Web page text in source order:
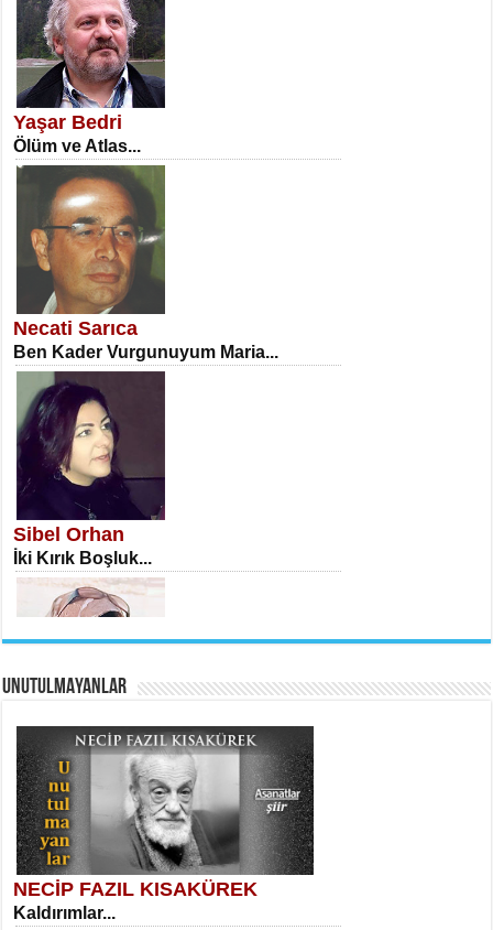
SATILMIŞ ÜMİT ÇETİNKAYA
Erkenlik...
NECLA DİLEK ARSLAN
Öğretmenler Günü Mahkemesi...
İSA KARATEPE
Ekranlar Arasında Kaybolan İnsan...
AHMET URFALI
Tahlil Denemesi...
SELAHATTİN YILDIZ
Yaşar Bedri
Ölüm ve Atlas...
Necati Sarıca
Ben Kader Vurgunuyum Maria...
Sibel Orhan
İki Kırık Boşluk...
Meral Yağmur
Eski Bir Şiir...
UNUTULMAYANLAR
NECİP FAZIL KISAKÜREK
Kaldırımlar...